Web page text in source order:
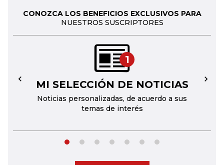
CONOZCA LOS BENEFICIOS EXCLUSIVOS PARA
NUESTROS SUSCRIPTORES
1
MI SELECCIÓN DE NOTICIAS
Noticias personalizadas, de acuerdo a sus
temas de interés
← →